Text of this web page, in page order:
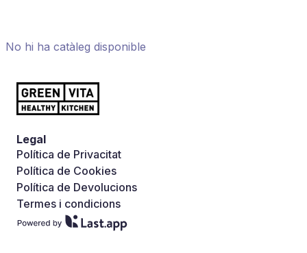
No hi ha catàleg disponible
Legal
Política de Privacitat
Política de Cookies
Política de Devolucions
Termes i condicions